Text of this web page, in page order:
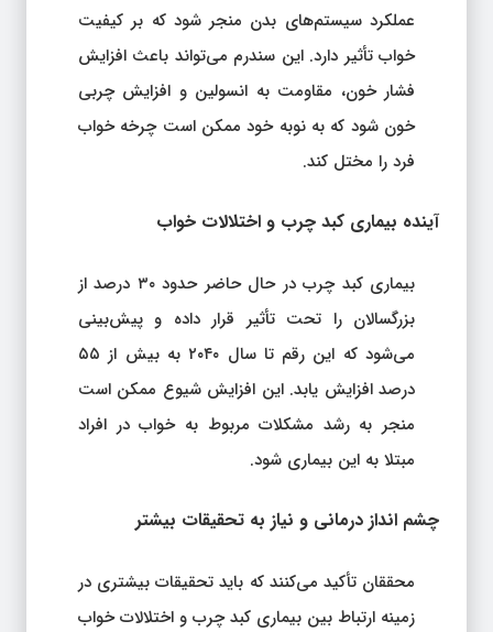
عملکرد سیستم‌های بدن منجر شود که بر کیفیت
خواب تأثیر دارد. این سندرم می‌تواند باعث افزایش
فشار خون، مقاومت به انسولین و افزایش چربی
خون شود که به نوبه خود ممکن است چرخه خواب
فرد را مختل کند.
آینده بیماری کبد چرب و اختلالات خواب
بیماری کبد چرب در حال حاضر حدود ۳۰ درصد از
بزرگسالان را تحت تأثیر قرار داده و پیش‌بینی
می‌شود که این رقم تا سال ۲۰۴۰ به بیش از ۵۵
درصد افزایش یابد. این افزایش شیوع ممکن است
منجر به رشد مشکلات مربوط به خواب در افراد
مبتلا به این بیماری شود.
چشم‌ انداز درمانی و نیاز به تحقیقات بیشتر
محققان تأکید می‌کنند که باید تحقیقات بیشتری در
زمینه ارتباط بین بیماری کبد چرب و اختلالات خواب